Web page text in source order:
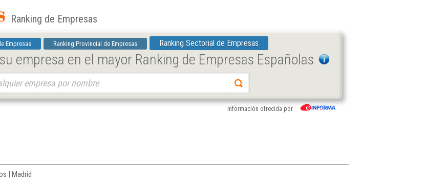
Ranking de Empresas
Empresas Ranking Provincial de Empresas Ranking Sectorial de Empresas
empresa en el mayor Ranking de Empresas Españolas
Información ofrecida por
| Madrid